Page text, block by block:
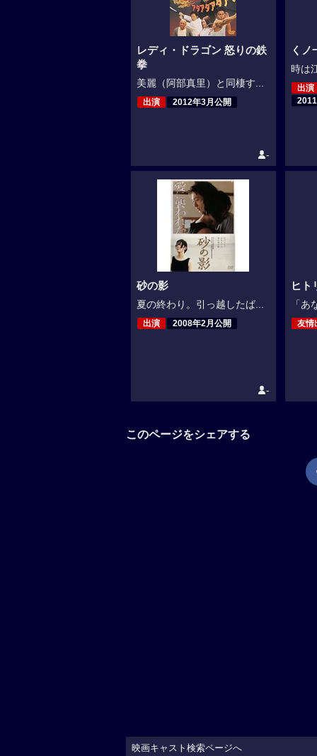
レディ・ドラゴン 怒りの鉄
拳
美麗（阿部真里）と同棲す...
出演 2012年3月公開
-
くノ
時は
出演
砂の影
夏の終わり。引っ越したば...
出演 2008年2月公開
-
ヒト
「あ
友情
このページをシェアする
映画キャスト検索ページへ